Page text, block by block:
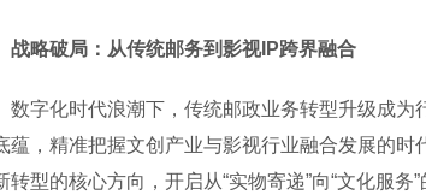
战略破局：从传统邮务到影视IP跨界融合
化时代浪潮下，传统邮政业务转型升级成为
蕴，精准把握文创产业与影视行业融合发展的
转型的核心方向，开启从“实物寄递”向“文化服务”